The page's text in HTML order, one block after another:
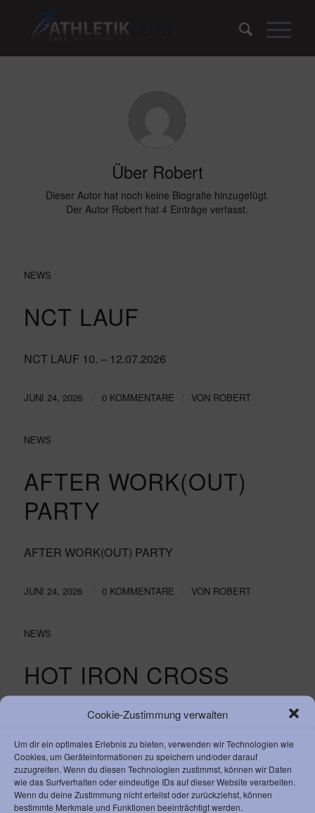
Cookie-Zustimmung verwalten
Um dir ein optimales Erlebnis zu bieten, verwenden wir Technologien wie
Cookies, um Geräteinformationen zu speichern und/oder darauf
zuzugreifen. Wenn du diesen Technologien zustimmst, können wir Daten
wie das Surfverhalten oder eindeutige IDs auf dieser Website verarbeiten.
Wenn du deine Zustimmung nicht erteilst oder zurückziehst, können
bestimmte Merkmale und Funktionen beeinträchtigt werden.
Über Robert
Dieser Autor hat noch keine Biografie hinzugefügt.
Der Autor Robert hat 4 Einträge verfasst.
NEWS
NCT LAUF
NCT LAUF 10. – 12.07.2026
JUNI 24, 2026 0 KOMMENTARE VON ROBERT
NEWS
AFTER WORK(OUT)
PARTY
AFTER WORK(OUT) PARTY
JUNI 24, 2026 0 KOMMENTARE VON ROBERT
NEWS
HOT IRON CROSS
SPECIAL
HOT IRON CROSS SPECIAL
JUNI 18, 2026 / 0 KOMMENTARE / VONROBERT